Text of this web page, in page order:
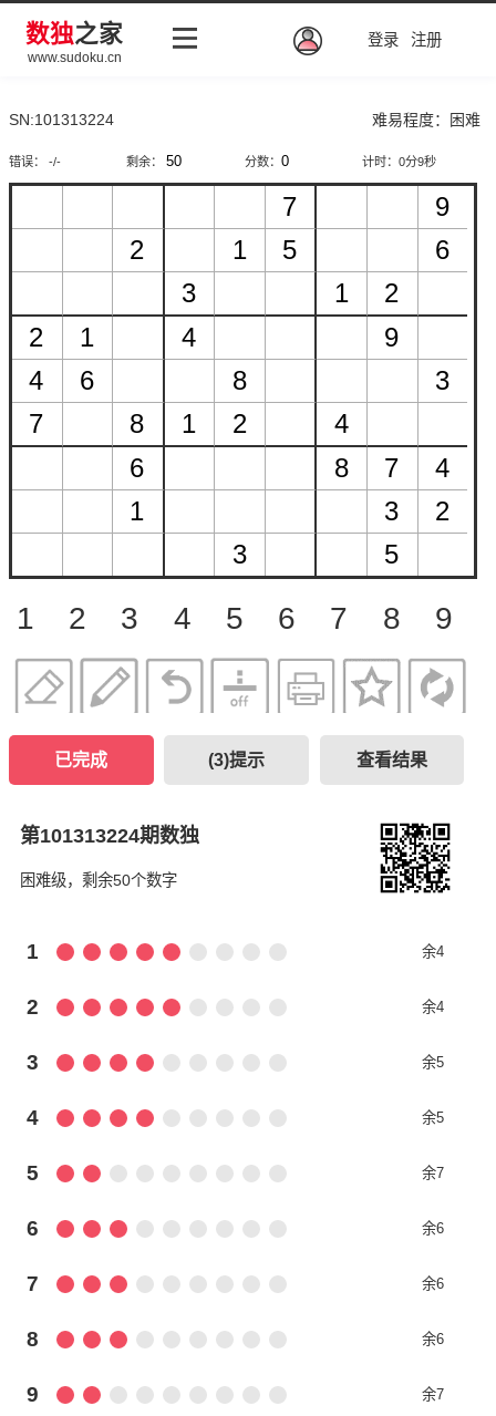
数独之家
www.sudoku.cn
登录 注册
SN:101313224 难易程度：困难
错误： -/- 剩余： 分数： 计时：0分9秒
1 2 3 4 5 6 7 8 9
已完成 (3)提示 查看结果
第101313224期数独
困难级，剩余50个数字
1 余4
2 余4
3 余5
4 余5
5 余7
6 余6
7 余6
8 余6
9 余7